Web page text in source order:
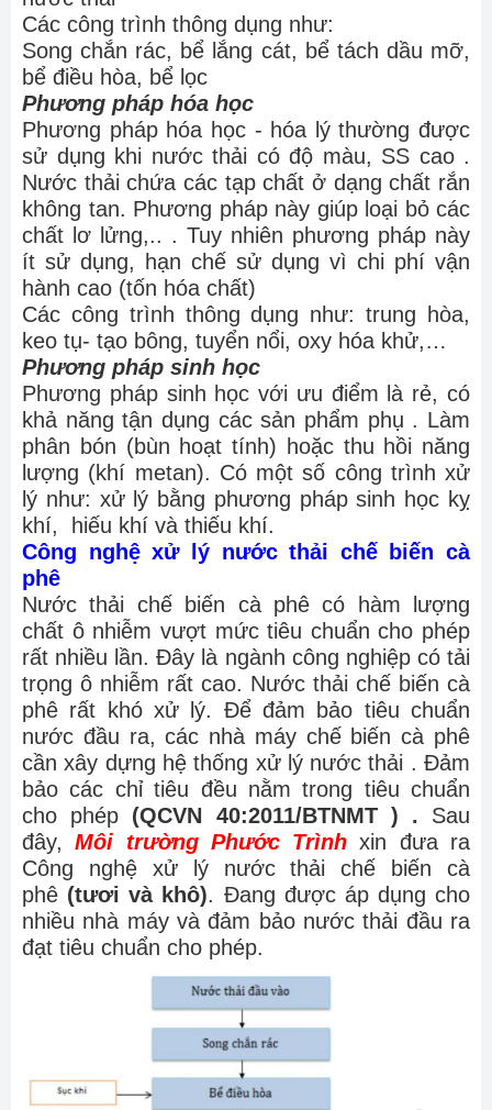
Các công trình thông dụng như:
Song chắn rác, bể lắng cát, bể tách dầu mỡ,
bể điều hòa, bể lọc
Phương pháp hóa học
Phương pháp hóa học - hóa lý thường được
sử dụng khi nước thải có độ màu, SS cao .
Nước thải chứa các tạp chất ở dạng chất rắn
không tan. Phương pháp này giúp loại bỏ các
chất lơ lửng,.. . Tuy nhiên phương pháp này
ít sử dụng, hạn chế sử dụng vì chi phí vận
hành cao (tốn hóa chất)
Các công trình thông dụng như: trung hòa,
keo tụ- tạo bông, tuyển nổi, oxy hóa khử,…
Phương pháp sinh học
Phương pháp sinh học với ưu điểm là rẻ, có
khả năng tận dụng các sản phẩm phụ . Làm
phân bón (bùn hoạt tính) hoặc thu hồi năng
lượng (khí metan). Có một số công trình xử
lý như: xử lý bằng phương pháp sinh học kỵ
khí, hiếu khí và thiếu khí.
Công nghệ xử lý nước thải chế biến cà
phê
Nước thải chế biến cà phê có hàm lượng
chất ô nhiễm vượt mức tiêu chuẩn cho phép
rất nhiều lần. Đây là ngành công nghiệp có tải
trọng ô nhiễm rất cao. Nước thải chế biến cà
phê rất khó xử lý. Để đảm bảo tiêu chuẩn
nước đầu ra, các nhà máy chế biến cà phê
cần xây dựng hệ thống xử lý nước thải . Đảm
bảo các chỉ tiêu đều nằm trong tiêu chuẩn
cho phép (QCVN 40:2011/BTNMT ) . Sau
đây,Môi trường Phước Trình xin đưa ra
Công nghệ xử lý nước thải chế biến cà
phê (tươi và khô). Đang được áp dụng cho
nhiều nhà máy và đảm bảo nước thải đầu ra
đạt tiêu chuẩn cho phép.